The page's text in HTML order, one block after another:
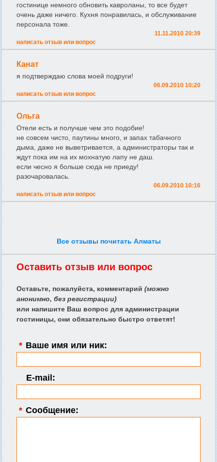
гостинице немного обновить кавроланы, то все будет
очень даже ничего. Кухня понравилась, и обслуживание
персонала тоже.
11.11.2010 20:39
написать отзыв или вопрос
Канат
я подтверждаю слова моей подруги!
06.09.2010 10:20
написать отзыв или вопрос
Ольга
Отели есть и получше чем это подобие!
не совсем чисто, паутины много, и запах табачного
дыма, даже не выветривается, а администраторы так и
ждут пока им на их мохнатую лапу не даш.
если чесно я больше сюда не приеду!
разочаровалась.
06.09.2010 10:16
написать отзыв или вопрос
Все отзывы почитать Алматы
Оставить отзыв или вопрос
Оставьте, пожалуйста, комментарий (можно
анонимно, без регистрации)
или напишите Ваш вопрос для администрации
гостиницы, они обязательно быстро ответят!
* Ваше имя или ник:
E-mail:
* Сообщение: